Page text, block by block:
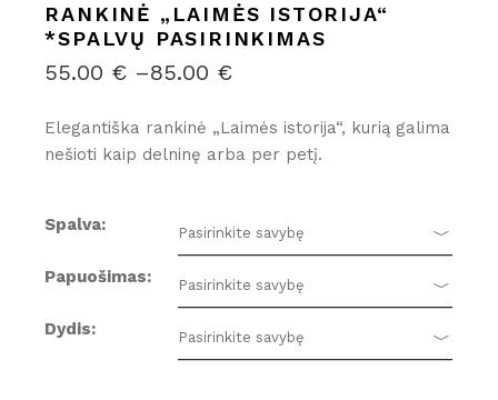
RANKINĖ „LAIMĖS ISTORIJA“
*SPALVŲ PASIRINKIMAS
55.00 € –85.00 €
PRICE
55.00 €
THROUGH
Elegantiška rankinė „Laimės istorija“, kurią galima
nešioti kaip delninę arba per petį.
Spalva Pasirinkite savybę
Papuošimas Pasirinkite savybę
Dydis Pasirinkite savybę